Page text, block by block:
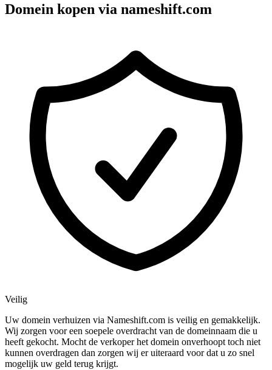
Domein kopen via nameshift.com
Veilig
Uw domein verhuizen via Nameshift.com is veilig en gemakkelijk.
Wij zorgen voor een soepele overdracht van de domeinnaam die u
heeft gekocht. Mocht de verkoper het domein onverhoopt toch niet
kunnen overdragen dan zorgen wij er uiteraard voor dat u zo snel
mogelijk uw geld terug krijgt.